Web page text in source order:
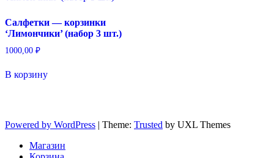
Салфетки — корзинки
‘Лимончики’ (набор 3 шт.)
1000,00 ₽
В корзину
Powered by WordPress | Theme: Trusted by UXL Themes
Магазин